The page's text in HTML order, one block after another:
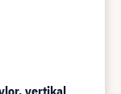
vertikal